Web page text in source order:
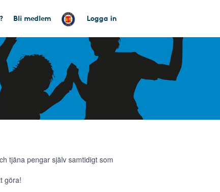
Bli medlem Logga in
tjäna pengar själv samtidigt som
göra!